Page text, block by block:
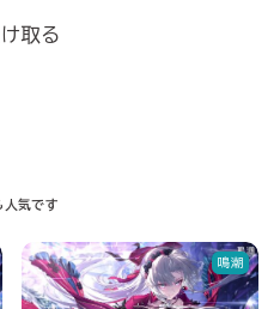
取る
鳴潮